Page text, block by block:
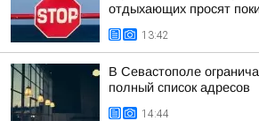
отдыхающих просят
13:42
В Севастополе
полный список адресов
14:44